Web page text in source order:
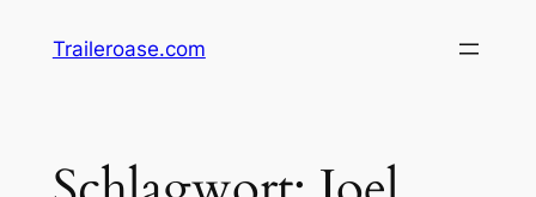
InhaltTraileroase.com